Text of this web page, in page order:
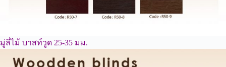
มู่ลี่ไม้ บาสท์วูด 25-35 มม.